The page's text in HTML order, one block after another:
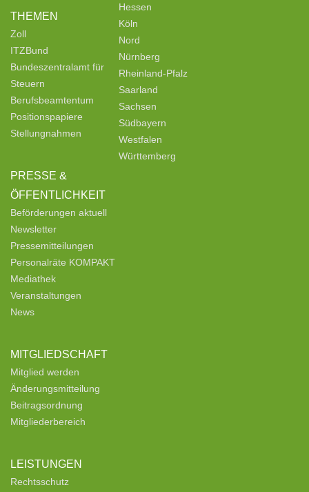
THEMEN
Zoll
ITZBund
Bundeszentralamt für
Steuern
Berufsbeamtentum
Positionspapiere
Stellungnahmen
PRESSE &
ÖFFENTLICHKEIT
Beförderungen aktuell
Newsletter
Pressemitteilungen
Personalräte KOMPAKT
Mediathek
Veranstaltungen
News
MITGLIEDSCHAFT
Mitglied werden
Änderungsmitteilung
Beitragsordnung
Mitgliederbereich
LEISTUNGEN
Rechtsschutz
Hessen
Köln
Nord
Nürnberg
Rheinland-Pfalz
Saarland
Sachsen
Südbayern
Westfalen
Württemberg